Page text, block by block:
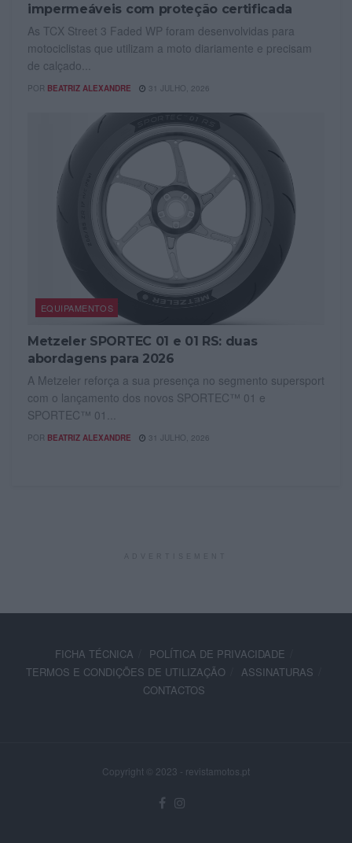
impermeáveis com proteção certificada
As TCX Street 3 Faded WP foram desenvolvidas para
motociclistas que utilizam a moto diariamente e precisam
de calçado...
POR BEATRIZ ALEXANDRE 31 JULHO, 2026
EQUIPAMENTOS
Metzeler SPORTEC 01 e 01 RS: duas
abordagens para 2026
A Metzeler reforça a sua presença no segmento supersport
com o lançamento dos novos SPORTEC™ 01 e
SPORTEC™ 01...
POR BEATRIZ ALEXANDRE 31 JULHO, 2026
FICHA TÉCNICA
POLÍTICA DE PRIVACIDADE
TERMOS E CONDIÇÕES DE UTILIZAÇÃO
ASSINATURAS
CONTACTOS
Copyright © 2023 - revistamotos.pt